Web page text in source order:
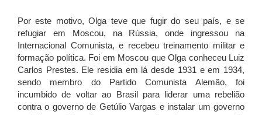
Por este motivo, Olga teve que fugir do seu país, e se
refugiar em Moscou, na Rússia, onde ingressou na
Internacional Comunista, e recebeu treinamento militar e
formação política. Foi em Moscou que Olga conheceu Luiz
Carlos Prestes. Ele residia em lá desde 1931 e em 1934,
sendo membro do Partido Comunista Alemão, foi
incumbido de voltar ao Brasil para liderar uma rebelião
contra o governo de Getúlio Vargas e instalar um governo